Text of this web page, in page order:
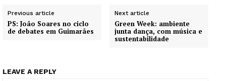
Previous article
PS: João Soares no ciclo
de debates em Guimarães
Next article
Green Week: ambiente
junta dança, com música e
sustentabilidade
LEAVE A REPLY